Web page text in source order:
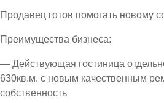
Продавец готов помогать новому
Преимущества бизнеса:
— Действующая гостиница
630кв.м. с новым качественным
собственность